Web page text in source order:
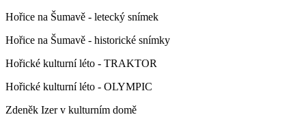
Hořice na Šumavě - letecký snímek
Hořice na Šumavě - historické snímky
Hořické kulturní léto - TRAKTOR
Hořické kulturní léto - OLYMPIC
Zdeněk Izer v kulturním domě